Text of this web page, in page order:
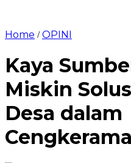
Home /OPINI
Kaya
Miskin
Desa dalam